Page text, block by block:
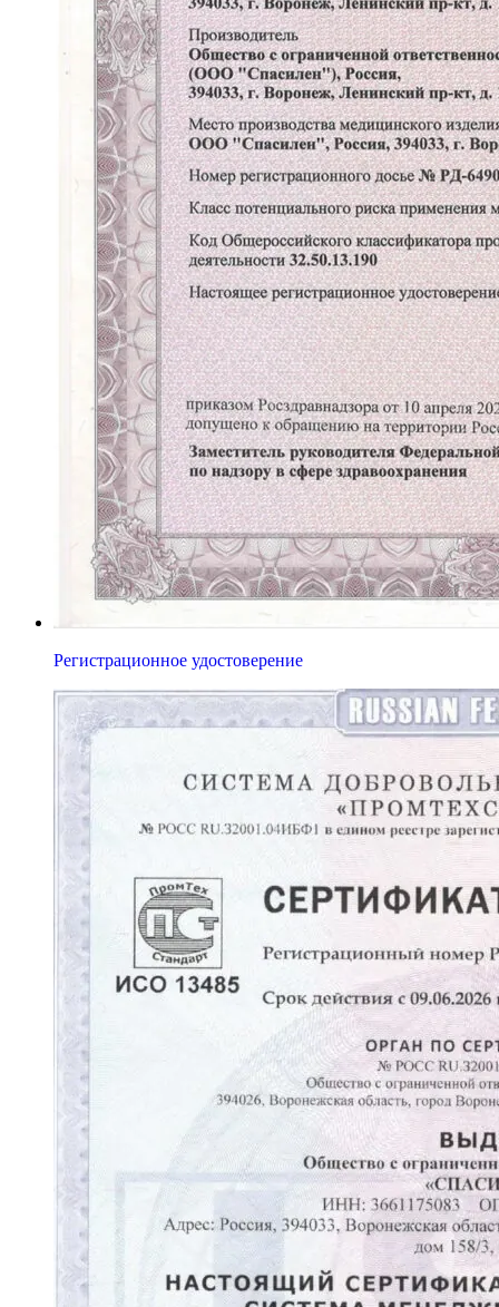
Регистрационное удостоверение